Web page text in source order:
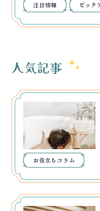
注目情報 ピック
人気記事
お役立ちコラム